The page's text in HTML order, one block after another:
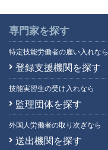
専門家を探す
特定技能労働者の雇い入れなら
登録支援機関を探す
技能実習生の受け入れなら
監理団体を探す
外国人労働者の取り次ぎなら
送出機関を探す